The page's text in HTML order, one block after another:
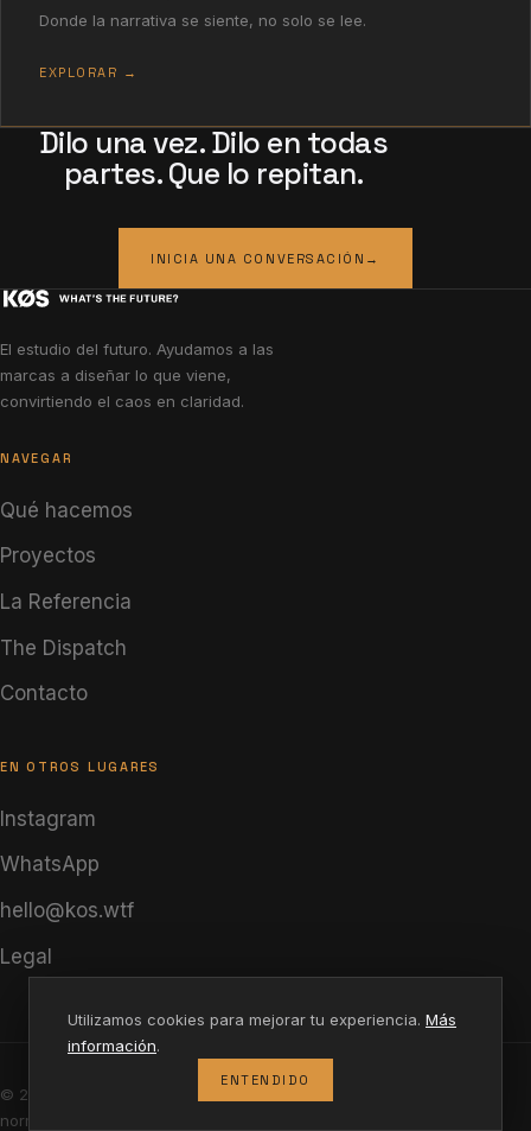
Donde la narrativa se siente, no solo se lee.
EXPLORAR →
Dilo una vez. Dilo en todas
partes. Que lo repitan.
INICIA UNA CONVERSACIÓN →
El estudio del futuro. Ayudamos a las
marcas a diseñar lo que viene,
convirtiendo el caos en claridad.
NAVEGAR
Qué hacemos
Proyectos
La Referencia
The Dispatch
Contacto
EN OTROS LUGARES
Instagram
WhatsApp
hello@kos.wtf
Legal
© 2026
norma.
Utilizamos cookies para mejorar tu experiencia. Más
información.
ENTENDIDO